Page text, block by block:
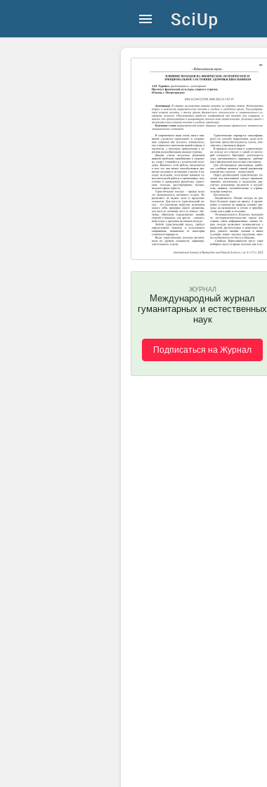
ЖУРНАЛ
Международный журнал
гуманитарных и естественных
наук
Подписаться на Журнал